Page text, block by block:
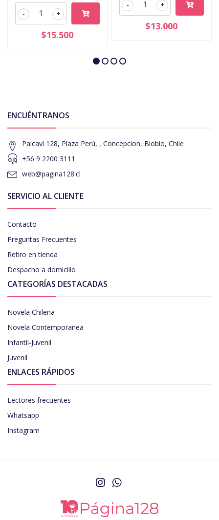
+
-
$15.500
+
-
$13.000
ENCUÉNTRANOS
Paicavi 128, Plaza Perú, , Concepcion, Biobío, Chile
+56 9 2200 3111
web@pagina128.cl
SERVICIO AL CLIENTE
Contacto
Preguntas Frecuentes
Retiro en tienda
Despacho a domicilio
CATEGORÍAS DESTACADAS
Novela Chilena
Novela Contemporanea
Infantil-Juvenil
Juvenil
ENLACES RÁPIDOS
Lectores frecuentes
Whatsapp
Instagram